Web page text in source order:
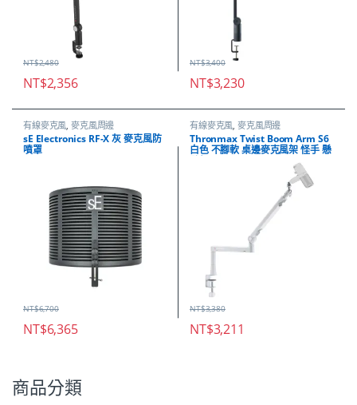
NT$2,356
NT$2,480
NT$3,230
NT$3,400
有線麥克風 麥克風周邊
sE Electronics RF-X 灰 麥克風防
噴罩
NT$6,365
NT$6,700
有線麥克風 麥克風周邊
Thronmax Twist Boom Arm S6
白色 不腳軟 桌邊麥克風架 怪手 懸
NT$3,211
NT$3,380
商品分類